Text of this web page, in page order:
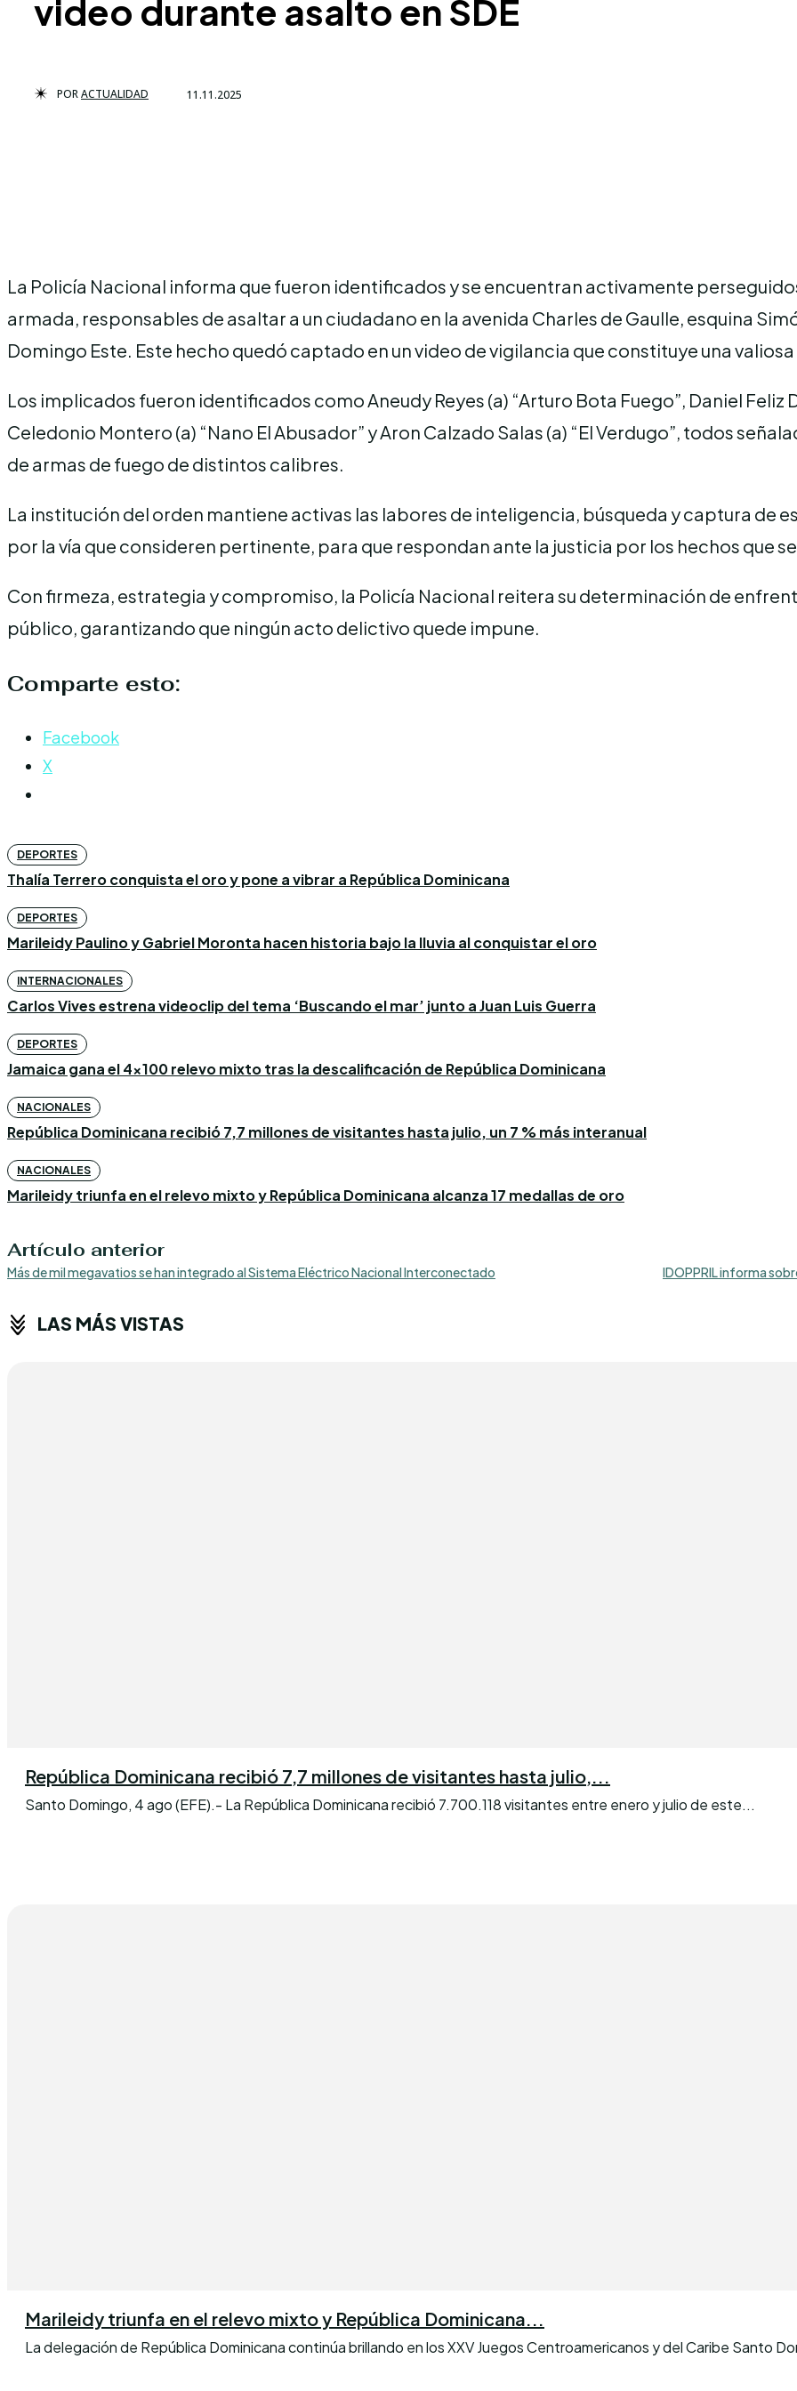
video durante asalto en SDE
PORACTUALIDAD 11.11.2025
La Policía Nacional informa que fueron identificados y se encuentran activamente
armada, responsables de asaltar a un ciudadano en la avenida Charles de Gaulle, esquina
Domingo Este. Este hecho quedó captado en un video de vigilancia que constituye una
Los implicados fueron identificados como Aneudy Reyes (a) “Arturo Bota Fuego”, Daniel Feliz
Celedonio Montero (a) “Nano El Abusador” y Aron Calzado Salas (a) “El Verdugo”, todos
de armas de fuego de distintos calibres.
La institución del orden mantiene activas las labores de inteligencia, búsqueda y captura de
por la vía que consideren pertinente, para que respondan ante la justicia por los hechos que
Con firmeza, estrategia y compromiso, la Policía Nacional reitera su determinación de
público, garantizando que ningún acto delictivo quede impune.
Comparte esto:
Facebook
X
DEPORTES
Thalía Terrero conquista el oro y pone a vibrar a República Dominicana
DEPORTES
Marileidy Paulino y Gabriel Moronta hacen historia bajo la lluvia al conquistar el oro
INTERNACIONALES
Carlos Vives estrena videoclip del tema ‘Buscando el mar’ junto a Juan Luis Guerra
DEPORTES
Jamaica gana el 4×100 relevo mixto tras la descalificación de República Dominicana
NACIONALES
República Dominicana recibió 7,7 millones de visitantes hasta julio, un 7 % más interanual
NACIONALES
Marileidy triunfa en el relevo mixto y República Dominicana alcanza 17 medallas de oro
Artículo anterior
Más de mil megavatios se han integrado al Sistema Eléctrico Nacional Interconectado IDOPPRIL informa
LAS MÁS VISTAS
República Dominicana recibió 7,7 millones de visitantes hasta julio,...
Santo Domingo, 4 ago (EFE).- La República Dominicana recibió 7.700.118 visitantes entre enero y julio de este...
Marileidy triunfa en el relevo mixto y República Dominicana...
La delegación de República Dominicana continúa brillando en los XXV Juegos Centroamericanos y del Caribe Santo